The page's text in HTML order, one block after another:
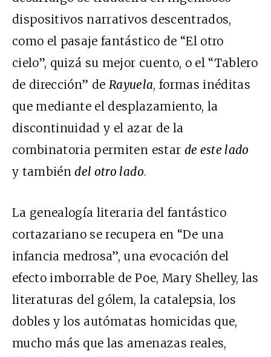
dispositivos narrativos descentrados,
como el pasaje fantástico de “El otro
cielo”, quizá su mejor cuento, o el “Tablero
de dirección” de Rayuela, formas inéditas
que mediante el desplazamiento, la
discontinuidad y el azar de la
combinatoria permiten estar de este lado
y tambiéndel otro lado.
La genealogía literaria del fantástico
cortazariano se recupera en “De una
infancia medrosa”, una evocación del
efecto imborrable de Poe, Mary Shelley, las
literaturas del gólem, la catalepsia, los
dobles y los autómatas homicidas que,
mucho más que las amenazas reales,